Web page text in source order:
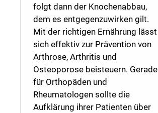
folgt dann der Knochenabbau,
dem es entgegenzuwirken gilt.
Mit der richtigen Ernährung lässt
sich effektiv zur Prävention von
Arthrose, Arthritis und
Osteoporose beisteuern. Gerade
für Orthopäden und
Rheumatologen sollte die
Aufklärung ihrer Patienten über